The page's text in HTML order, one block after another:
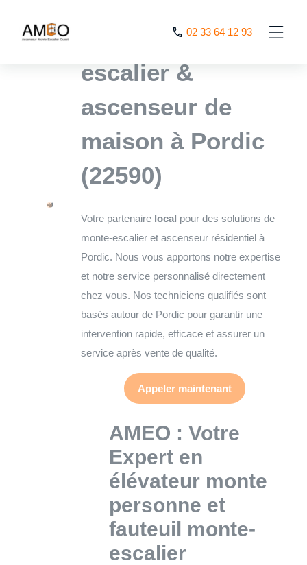
02 33 64 12 93
L’expert monte
escalier &
ascenseur de
maison à Pordic
(22590)
Votre partenaire local pour des solutions de
monte-escalier et ascenseur résidentiel à
Pordic. Nous vous apportons notre expertise
et notre service personnalisé directement
chez vous. Nos techniciens qualifiés sont
basés autour de Pordic pour garantir une
intervention rapide, efficace et assurer un
service après vente de qualité.
Appeler maintenant
AMEO : Votre
Expert en
élévateur monte
personne et
fauteuil monte-
escalier